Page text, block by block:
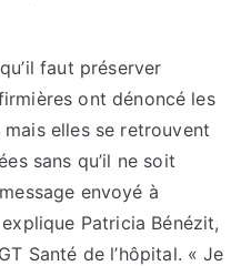
faut préserver
ont dénoncé les
mais elles se retrouvent
sans qu’il ne soit
envoyé à
Patricia Bénézit,
Santé de l’hôpital. « Je